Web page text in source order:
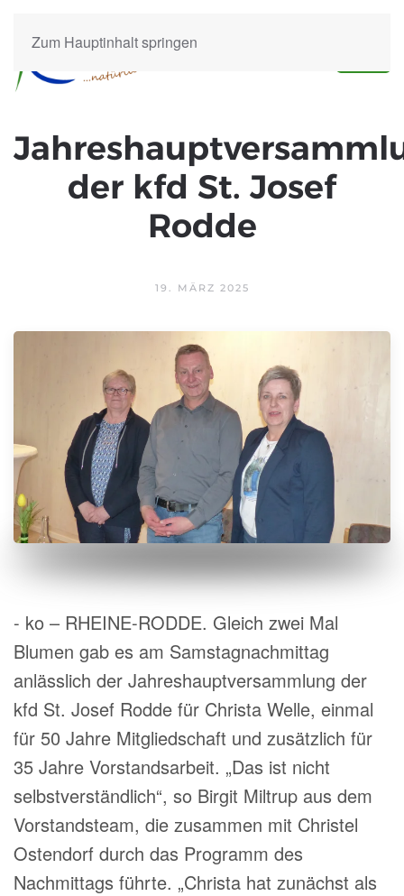
Zum Hauptinhalt springen
der kfd St. Josef
Rodde
19. MÄRZ 2025
- ko – RHEINE-RODDE. Gleich zwei Mal
Blumen gab es am Samstagnachmittag
anlässlich der Jahreshauptversammlung der
kfd St. Josef Rodde für Christa Welle, einmal
für 50 Jahre Mitgliedschaft und zusätzlich für
35 Jahre Vorstandsarbeit. „Das ist nicht
selbstverständlich“, so Birgit Miltrup aus dem
Vorstandsteam, die zusammen mit Christel
Ostendorf durch das Programm des
Nachmittags führte. „Christa hat zunächst als